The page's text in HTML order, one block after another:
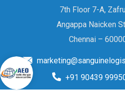
7th Floor 7-A,
Angappa Naicken
Chennai –
+91 90439